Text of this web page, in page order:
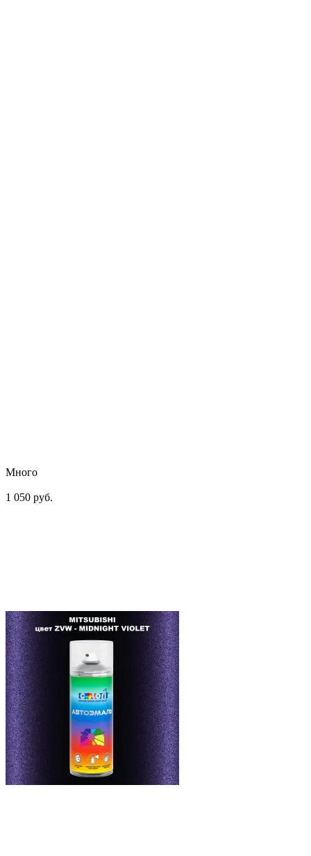
Много
1 050 руб.